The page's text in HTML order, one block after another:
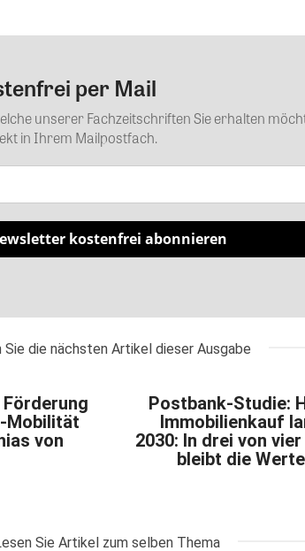
Kommentar
per Mail
unserer Fachzeitschriften Sie erhalten
in Ihrem Mailpostfach.
kostenfrei abonnieren
Sie die nächsten Artikel dieser Ausgabe
Mobilität
von
Postbank-Studie:
Immobilienkauf
2030: In drei von
bleibt die
Sie Artikel zum selben Thema